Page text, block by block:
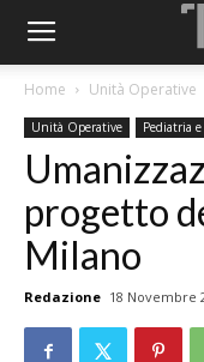
Home Unità Operative
Unità Operative Pediatria
progetto
Milano
Redazione 18 Novembre